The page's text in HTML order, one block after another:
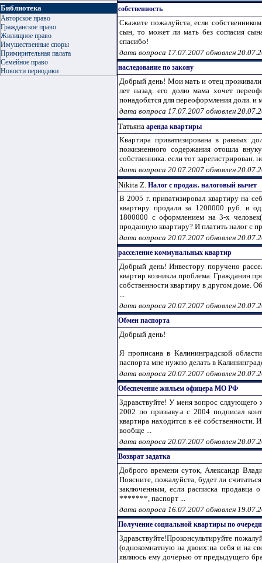
Библиотека
Авторское право
Гражданское право
Жилищное право
Имущественные споры
Примирительная палата
Семейное право
Новости периодики
собственность
Скажите пожалуйста, если
сын, то может ли мать без согласия
спасибо!
дата вопроса 17.07.2007 обновлен
наследование по закону
Добрый день! Мои мать и отец проживали
лет назад. его долю мама хочет
понадобятся для переоформления доли. и
дата вопроса 17.07.2007 обновлен
Татьяна аренда квартиры
Квартира приватизирована в равных
пожизненного содержания отошла
собственника. если тот зарегистрирован.
дата вопроса 20.07.2007 обновлен
Nikita Z. Налог с продаж. налоговый вычет
В 2005 г. приватизировал квартиру на
квартиру продали за 1200000 руб. и
1800000 с оформлением на 3-х
проданную квартиру? И платить налог с
дата вопроса 20.07.2007 обновлен
расселение коммунальных квартир
Добрый день! Инвестору поручено
квартир возникла проблема. Гражданин
собственности квартиру в другом доме.
...
дата вопроса 20.07.2007 обновлен
Обмен паспорта
Добрый день!
Я прописана в Калининградской
паспорта мне нужно делать в
дата вопроса 20.07.2007 обновлен
Обеспечение жильем офицера МО РФ
Здравствуйте! У меня вопрос
2002 по призыву.а с 2004 подписал
квартира находится в её
вообще ...
дата вопроса 20.07.2007 обновлен
Возврат задатка
Доброго времени суток, Александр
Поясните, пожалуйста, будет ли
заключенным, если расписка продавца
*******, паспорт ...
дата вопроса 16.07.2007 обновлен
Получение социальной квартиры по
Здравствуйте!Проконсультируйте
(однокомнатную на двоих:на себя и на
являюсь ему дочерью от предыдущего